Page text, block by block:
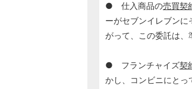
● 仕入商品の売買契
ーがセブンイレブン
がって、この委託は、
● フランチャイズ契
かし、コンビニにとっ